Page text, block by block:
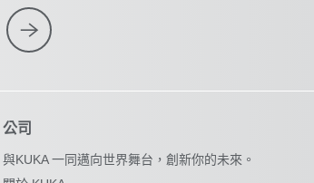
公司
與KUKA 一同邁向世界舞台，創新你的未來。